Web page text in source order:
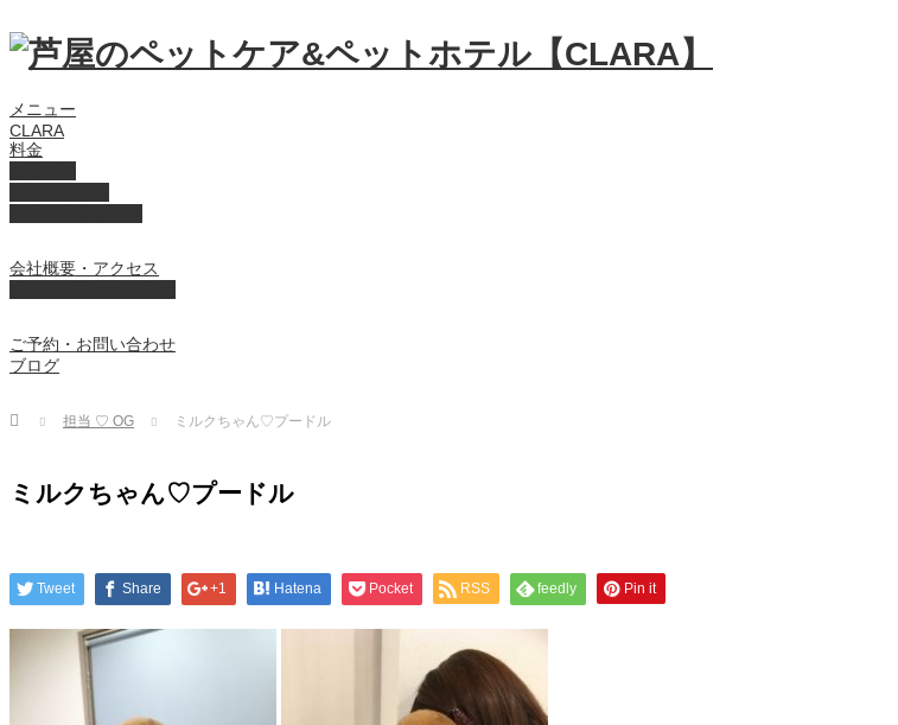
メニュー
CLARA
料金
会社概要・アクセス
ご予約・お問い合わせ
ブログ
Home 担当 ♡ OG ミルクちゃん♡プードル
ミルクちゃん♡プードル
Tweet Share +1 Hatena Pocket RSS feedly Pin it